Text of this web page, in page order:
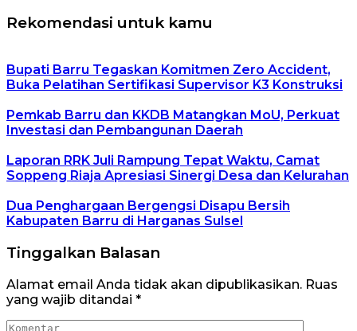
Rekomendasi untuk kamu
Bupati Barru Tegaskan Komitmen Zero Accident,
Buka Pelatihan Sertifikasi Supervisor K3 Konstruksi
Pemkab Barru dan KKDB Matangkan MoU, Perkuat
Investasi dan Pembangunan Daerah
Laporan RRK Juli Rampung Tepat Waktu, Camat
Soppeng Riaja Apresiasi Sinergi Desa dan Kelurahan
Dua Penghargaan Bergengsi Disapu Bersih
Kabupaten Barru di Harganas Sulsel
Tinggalkan Balasan
Alamat email Anda tidak akan dipublikasikan. Ruas
yang wajib ditandai *